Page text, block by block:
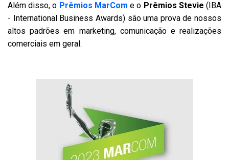
Além disso, o Prêmios MarCom e o Prêmios Stevie (IBA
- International Business Awards) são uma prova de nossos
altos padrões em marketing, comunicação e realizações
comerciais em geral.